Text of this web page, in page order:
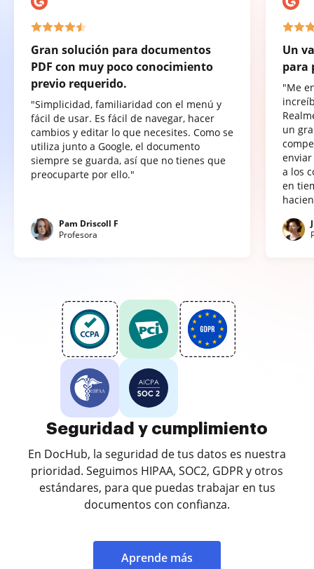
Gran solución para documentos
PDF con muy poco conocimiento
previo requerido.
"Simplicidad, familiaridad con el menú y
fácil de usar. Es fácil de navegar, hacer
cambios y editar lo que necesites. Como se
utiliza junto a Google, el documento
siempre se guarda, así que no tienes que
preocuparte por ello."
Pam Driscoll F
Profesora
Un
para
"Me
un
a los
en
Seguridad y cumplimiento
En DocHub, la seguridad de tus datos es nuestra
prioridad. Seguimos HIPAA, SOC2, GDPR y otros
estándares, para que puedas trabajar en tus
documentos con confianza.
Aprende más